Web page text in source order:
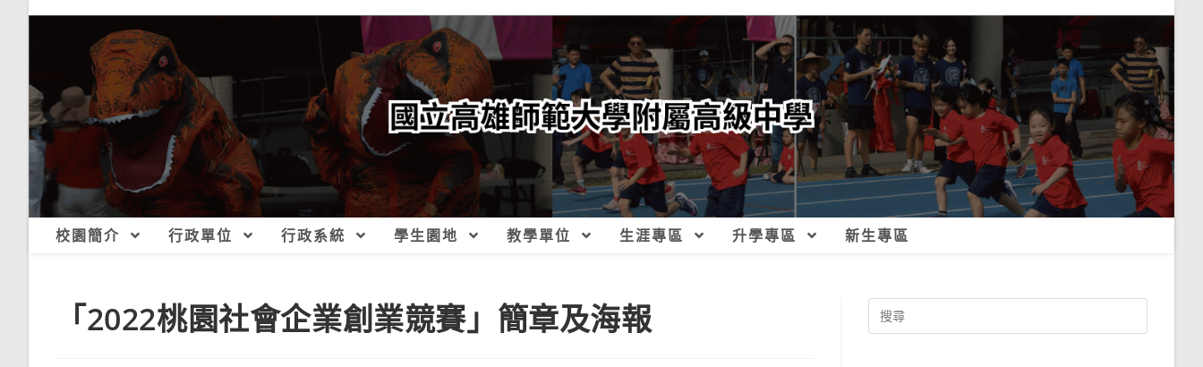
校園簡介 行政單位 行政系統 學生園地 教學單位 生涯專區 升學專區 新生專區
「2022桃園社會企業創業競賽」簡章及海報
Search
for: